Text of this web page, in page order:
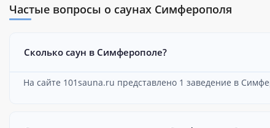
Частые вопросы о саунах Симферополя
Сколько саун в Симферополе?
На сайте 101sauna.ru представлено 1 заведение в